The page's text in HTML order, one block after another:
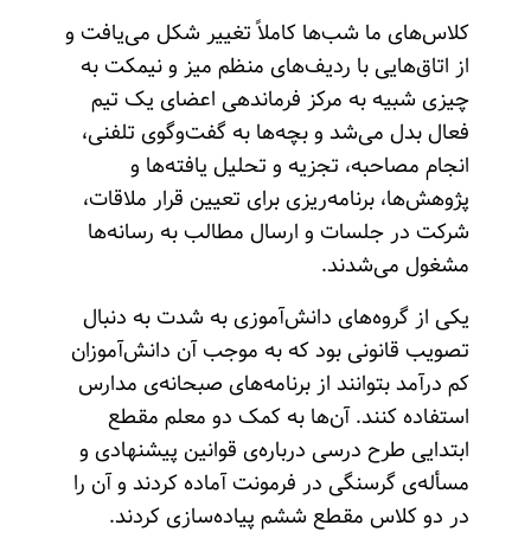
کلاس‌های ما شب‌ها کاملاً تغییر شکل می‌یافت و
از اتاق‌هایی با ردیف‌های منظم میز و نیمکت به
چیزی شبیه به مرکز فرماندهی اعضای یک تیم
فعال بدل می‌شد و بچه‌ها به گفت‌وگوی تلفنی،
انجام مصاحبه، تجزیه و تحلیل یافته‌ها و
پژوهش‌ها، برنامه‌ریزی برای تعیین قرار ملاقات،
شرکت در جلسات و ارسال مطالب به رسانه‌ها
مشغول می‌شدند.‌
یکی از گروه‌های ‌دانش‌آموزی به شدت به دنبال
تصویب قانونی بود که به موجب آن دانش‌آموزان
کم درآمد بتوانند از برنامه‌های صبحانه‌ی مدارس
استفاده کنند. آن‌ها به کمک دو معلم مقطع
ابتدایی طرح درسی درباره‌ی قوانین پیشنهادی و
مسأله‌ی گرسنگی در فرمونت آماده کردند و آن را
در دو کلاس مقطع ششم پیاده‌سازی کردند.